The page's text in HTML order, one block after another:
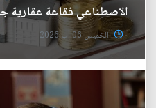
الاصطناعي فقاعة عقارية
الخميس 06 آب 2026